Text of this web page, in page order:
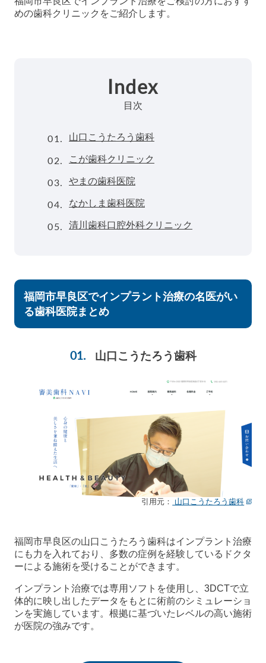
めの歯科クリニックをご紹介します。
Index
目次
01. 山口こうたろう歯科
02. こが歯科クリニック
03. やまの歯科医院
04. なかしま歯科医院
05. 清川歯科口腔外科クリニック
福岡市早良区でインプラント治療の名医がい
る歯科医院まとめ
山口こうたろう歯科
引用元： 山口こうたろう歯科
福岡市早良区の山口こうたろう歯科はインプラント治療
にも力を入れており、多数の症例を経験しているドクタ
ーによる施術を受けることができます。
インプラント治療では専用ソフトを使用し、3DCTで立
体的に映し出したデータをもとに術前のシミュレーショ
ンを実施しています。根拠に基づいたレベルの高い施術
が医院の強みです。